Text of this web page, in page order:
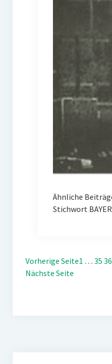
Ähnliche
Stichwort
Vorherige Seite1 … 35 36
Nächste Seite